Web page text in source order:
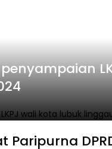
Paripurna